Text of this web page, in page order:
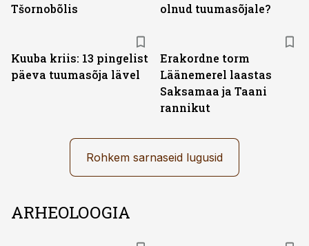
Tšornobõlis
olnud tuumasõjale?
Kuuba kriis: 13 pingelist
päeva tuumasõja lävel
Erakordne torm
Läänemerel laastas
Saksamaa ja Taani
rannikut
Rohkem sarnaseid lugusid
ARHEOLOOGIA